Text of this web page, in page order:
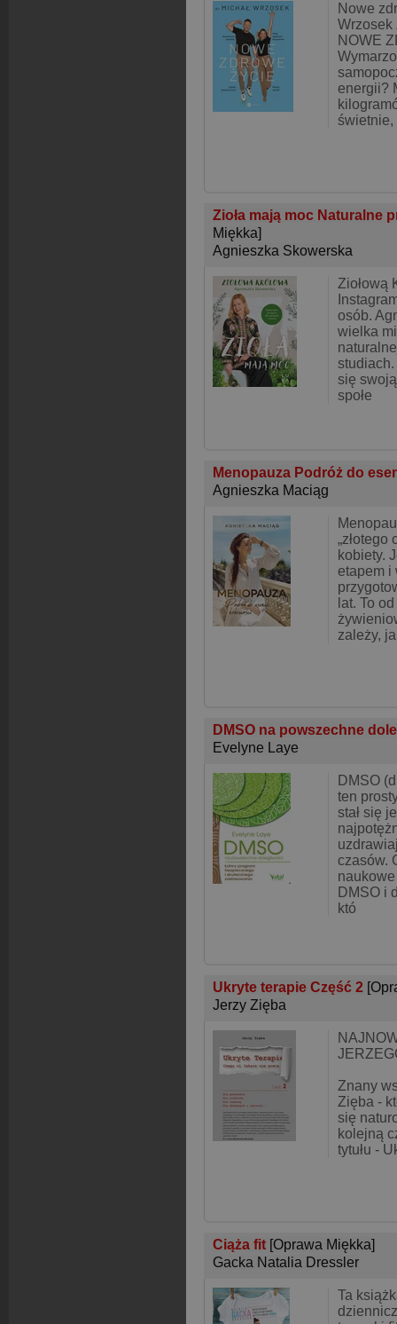
Nowe
Wrzosek
NOWE
energii?
Zioła mają moc Naturalne
Miękka]
Agnieszka Skowerska
Ziołową
osób.
wielka
się
społe
Menopauza Podróż do
Agnieszka Maciąg
„złotego
kobiety.
etapem i
lat. To
zależy,
DMSO na powszechne
Evelyne Laye
DMSO
ten
stał się
czasów.
DMSO i
któ
Ukryte terapie Część 2
Jerzy Zięba
Znany
Zięba -
się
kolejną
tytułu -
Ciąża fit [Oprawa Miękka]
Gacka Natalia Dressler
Ta